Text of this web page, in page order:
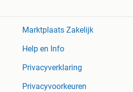
Marktplaats Zakelijk
Help en Info
Privacyverklaring
Privacyvoorkeuren